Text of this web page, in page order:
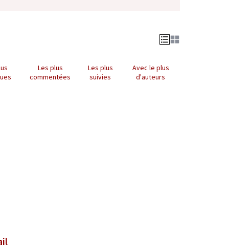
Les plus
commentées
Les plus
suivies
Avec le plus
d'auteurs